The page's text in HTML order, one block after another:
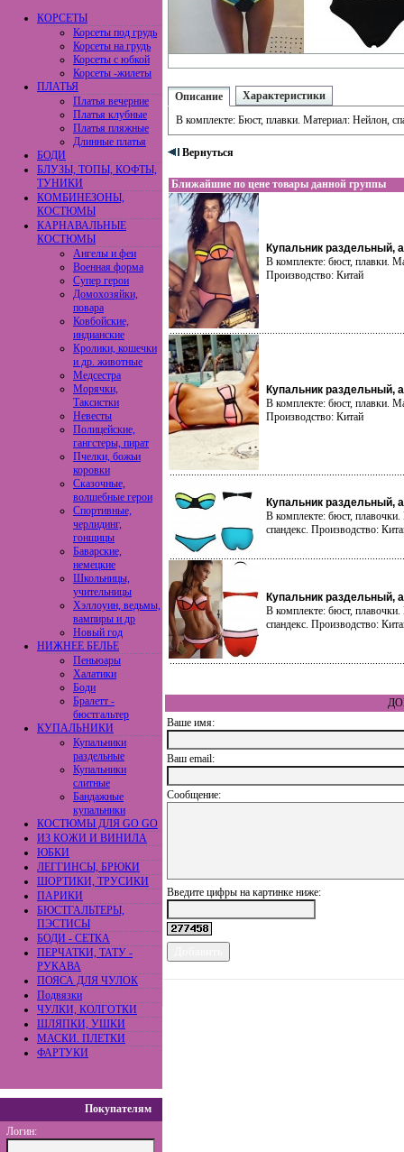
КОРСЕТЫ
Корсеты под грудь
Корсеты на грудь
Корсеты с юбкой
Корсеты -жилеты
ПЛАТЬЯ
Платья вечерние
Платья клубные
Платья пляжные
Длинные платья
БОДИ
БЛУЗЫ, ТОПЫ, КОФТЫ,
ТУНИКИ
КОМБИНЕЗОНЫ,
КОСТЮМЫ
КАРНАВАЛЬНЫЕ
КОСТЮМЫ
Ангелы и феи
Военная форма
Супер герои
Домохозяйки,
повара
Ковбойские,
индианские
Кролики, кошечки
и др. животные
Медсестра
Морячки,
Таксистки
Невесты
Полицейские,
гангстеры, пират
Пчелки, божьи
коровки
Сказочные,
волшебные герои
Спортивные,
черлидинг,
гонщицы
Баварские,
немецкие
Школьницы,
учительницы
Хэллоуин, ведьмы,
вампиры и др
Новый год
НИЖНЕЕ БЕЛЬЕ
Пеньюары
Халатики
Боди
Бралетт -
бюстгальтер
КУПАЛЬНИКИ
Купальники
раздельные
Купальники
слитные
Бандажные
купальники
КОСТЮМЫ ДЛЯ GO GO
ИЗ КОЖИ И ВИНИЛА
ЮБКИ
ЛЕГГИНСЫ, БРЮКИ
ШОРТИКИ, ТРУСИКИ
ПАРИКИ
БЮСТГАЛЬТЕРЫ,
ПЭСТИСЫ
БОДИ - СЕТКА
ПЕРЧАТКИ, ТАТУ -
РУКАВА
ПОЯСА ДЛЯ ЧУЛОК
Подвязки
ЧУЛКИ, КОЛГОТКИ
ШЛЯПКИ, УШКИ
МАСКИ. ПЛЕТКИ
ФАРТУКИ
Покупателям
Логин:
Описание
Характеристики
В комплекте: Бюст, плавки. Материал: Нейлон,
Вернуться
Ближайшие по цене товары данной группы
Купальник раздельный,
В комплекте: бюст, плавки.
Производство: Китай
Купальник раздельный,
В комплекте: бюст, плавки.
Производство: Китай
Купальник раздельный,
В комплекте: бюст,
спандекс. Производство:
Купальник раздельный,
В комплекте: бюст,
спандекс. Производство:
Ваше имя:
Ваш еmail:
Сообщение:
Введите цифры на картинке ниже: